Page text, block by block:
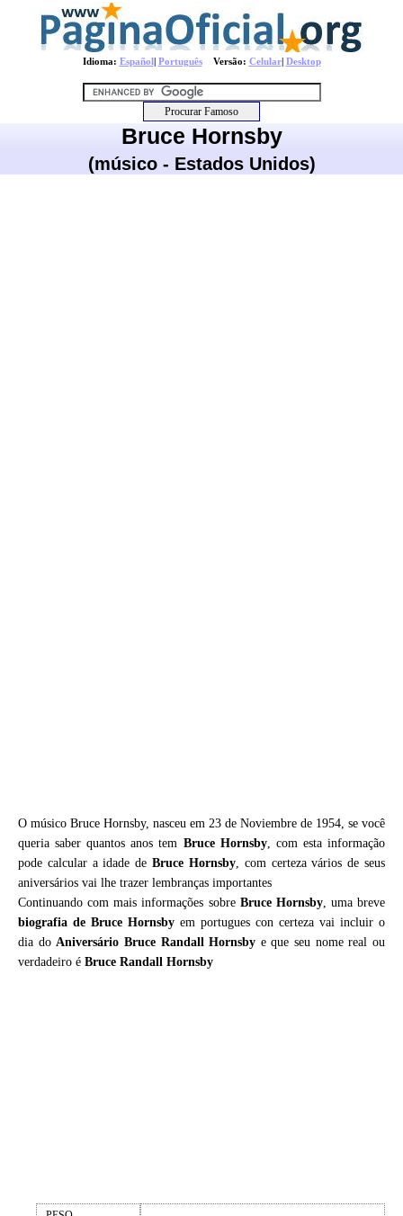
Idioma: Español| PortuguêsVersão: Celular| Desktop
Bruce Hornsby
(músico - Estados Unidos)
O músico Bruce Hornsby, nasceu em 23 de Noviembre de 1954, se você
queria saber quantos anos tem Bruce Hornsby, com esta informação
pode calcular a idade deBruce Hornsby, com certeza vários de seus
aniversários vai lhe trazer lembranças importantes
Continuando com mais informações sobre Bruce Hornsby, uma breve
biografia de Bruce Hornsby em portugues con certeza vai incluir o
dia doAniversário Bruce Randall Hornsby e que seu nome real ou
verdadeiro é Bruce Randall Hornsby